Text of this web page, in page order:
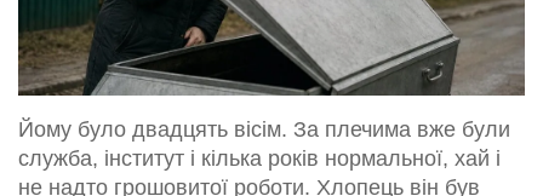
Йому було двадцять вісім. За плечима вже були
служба, інститут і кілька років нормальної, хай і
не надто грошовитої роботи. Хлопець він був